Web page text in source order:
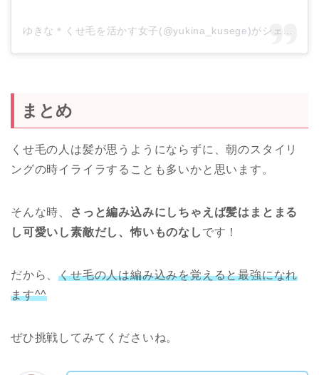
ゆきな＊くせ毛を活かす女子(@yukina_kusege)がシェアした投稿
まとめ
くせ毛の人は髪が思うようにならずに、朝のスタイリ
ングの時イライラすることも多いかと思います。
そんな時、
さっと編み込みにしちゃえば髪はまとまる
し可愛いし素敵だし、怖いものなし です！
だから、くせ毛の人は編み込みを覚えると最強になれ
ます^^
ぜひ挑戦してみてくださいね。